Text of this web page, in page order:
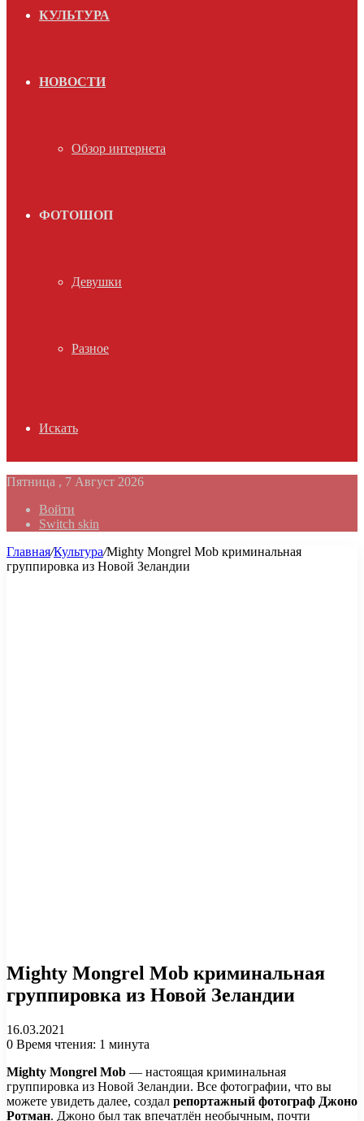
КУЛЬТУРА
НОВОСТИ
Обзор интернета
ФОТОШОП
Девушки
Разное
Искать
Пятница , 7 Август 2026
Войти
Switch skin
Главная/Культура/Mighty Mongrel Mob криминальная
группировка из Новой Зеландии
Mighty Mongrel Mob криминальная
группировка из Новой Зеландии
16.03.2021
0 Время чтения: 1 минута
Mighty Mongrel Mob — настоящая криминальная
группировка из Новой Зеландии. Все фотографии, что вы
можете увидеть далее, создал репортажный фотограф Джоно
Ротман. Джоно был так впечатлён необычным, почти